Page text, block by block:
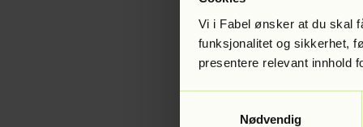
Vi i Fabel ønsker at du skal
funksjonalitet og sikkerhet,
presentere relevant innhold
Nødvendig
Application